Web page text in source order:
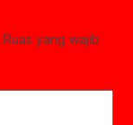
Ruas yang wajib